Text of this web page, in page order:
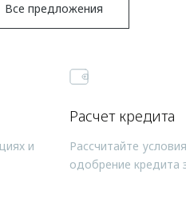
Все предложения
и
Расчет кредита
Рассчитайте
одобрение кредита